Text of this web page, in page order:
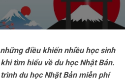
điều khiến nhiều học sinh
tìm hiểu về du học Nhật Bản.
du học Nhật Bản miễn phí